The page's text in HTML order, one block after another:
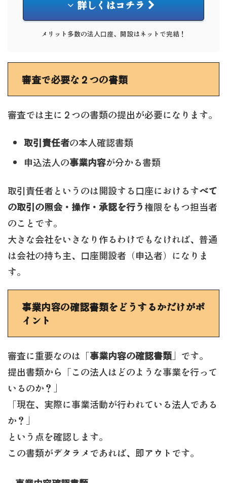
詳しくはコチラ
メリット多数の法人口座、開設はネットで完結！
審査で必要な２つの書類
審査では主に２つの書類の提出が必要になります。
取引責任者の本人確認書類
申込法人の事業内容が分かる書類
取引責任者というのは開設する口座におけるすべて
の取引の照会・操作・承認を行う権限をもつ担当者
のことです。
大きな会社をいきなり作るわけでもなければ、普通
は会社の持ち主、口座開設者（申込者）になりま
す。
事業内容の確認書類をどうするかだけがポ
イント
審査に重要なのは「事業内容の確認書類 」です。
提出書類から「この法人はどのような事業を行って
いるのか？」
「現在、実際に事業活動が行われている法人である
か？」
という点を確認します。
この書類がデタラメであれば、即アウトです。